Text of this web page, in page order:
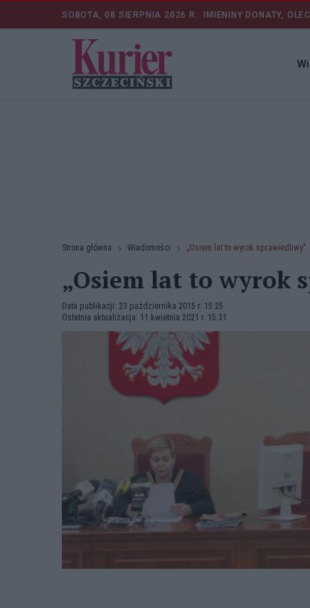
SOBOTA, 08 SIERPNIA 2026 R. IMIENINY DONATY,
Strona główna Wiadomości „Osiem lat to wyrok sprawiedliwy"
„Osiem lat to wyrok
Data publikacji: 23 października 2015 r. 15:25
Ostatnia aktualizacja: 11 kwietnia 2021 r. 15:31